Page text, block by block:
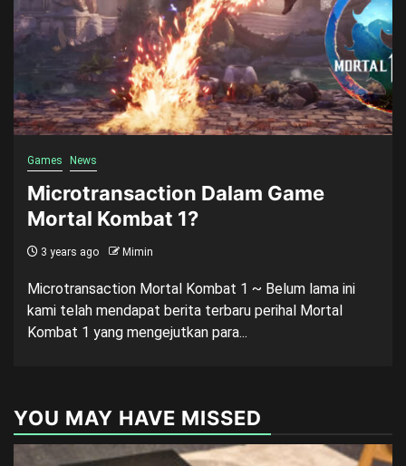
Games News
Microtransaction Dalam Game
Mortal Kombat 1?
3 years ago Mimin
Microtransaction Mortal Kombat 1 ~ Belum lama ini
kami telah mendapat berita terbaru perihal Mortal
Kombat 1 yang mengejutkan para...
YOU MAY HAVE MISSED